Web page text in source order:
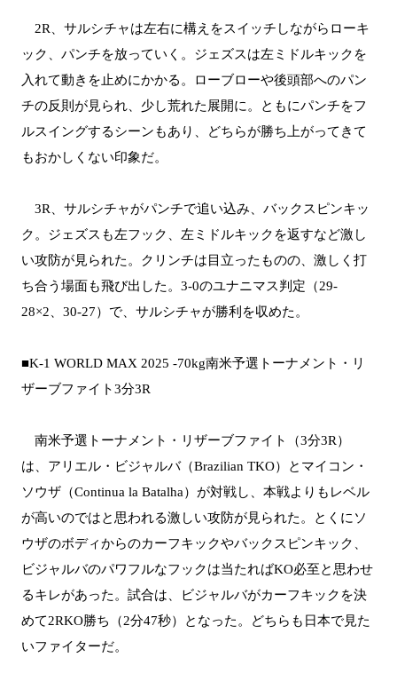
2R、サルシチャは左右に構えをスイッチしながらローキ
ック、パンチを放っていく。ジェズスは左ミドルキックを
入れて動きを止めにかかる。ローブローや後頭部へのパン
チの反則が見られ、少し荒れた展開に。ともにパンチをフ
ルスイングするシーンもあり、どちらが勝ち上がってきて
もおかしくない印象だ。
3R、サルシチャがパンチで追い込み、バックスピンキッ
ク。ジェズスも左フック、左ミドルキックを返すなど激し
い攻防が見られた。クリンチは目立ったものの、激しく打
ち合う場面も飛び出した。3-0のユナニマス判定（29-
28×2、30-27）で、サルシチャが勝利を収めた。
■K-1 WORLD MAX 2025 -70kg南米予選トーナメント・リ
ザーブファイト3分3R
南米予選トーナメント・リザーブファイト（3分3R）
は、アリエル・ビジャルバ（Brazilian TKO）とマイコン・
ソウザ（Continua la Batalha）が対戦し、本戦よりもレベル
が高いのではと思われる激しい攻防が見られた。とくにソ
ウザのボディからのカーフキックやバックスピンキック、
ビジャルバのパワフルなフックは当たればKO必至と思わせ
るキレがあった。試合は、ビジャルバがカーフキックを決
めて2RKO勝ち（2分47秒）となった。どちらも日本で見た
いファイターだ。